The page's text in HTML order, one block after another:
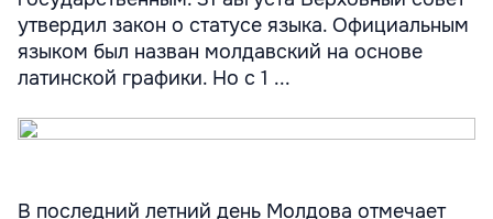
утвердил закон о статусе языка. Официальным
языком был назван молдавский на основе
латинской графики. Но с 1 ...
В последний летний день Молдова отмечает